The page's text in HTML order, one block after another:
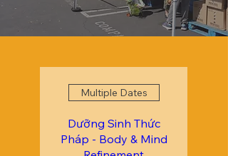
Multiple Dates
Dưỡng Sinh Thức
Pháp - Body & Mind